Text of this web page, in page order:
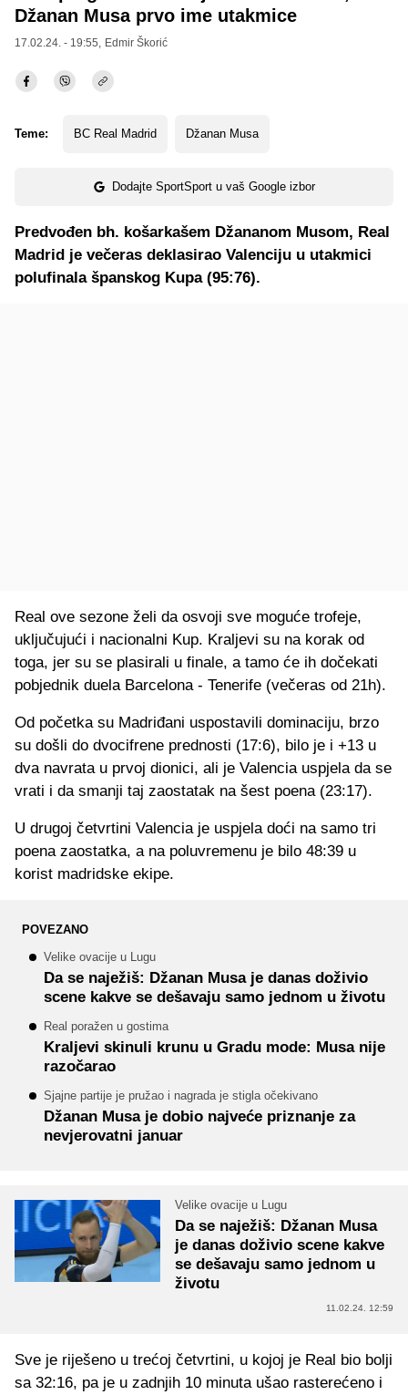
Džanan Musa prvo ime utakmice
17.02.24. - 19:55, Edmir Škorić
Teme: BC Real Madrid Džanan Musa
Dodajte SportSport u vaš Google izbor
Predvođen bh. košarkašem Džananom Musom, Real
Madrid je večeras deklasirao Valenciju u utakmici
polufinala španskog Kupa (95:76).
Real ove sezone želi da osvoji sve moguće trofeje,
uključujući i nacionalni Kup. Kraljevi su na korak od
toga, jer su se plasirali u finale, a tamo će ih dočekati
pobjednik duela Barcelona - Tenerife (večeras od 21h).
Od početka su Madriđani uspostavili dominaciju, brzo
su došli do dvocifrene prednosti (17:6), bilo je i +13 u
dva navrata u prvoj dionici, ali je Valencia uspjela da se
vrati i da smanji taj zaostatak na šest poena (23:17).
U drugoj četvrtini Valencia je uspjela doći na samo tri
poena zaostatka, a na poluvremenu je bilo 48:39 u
korist madridske ekipe.
POVEZANO
Velike ovacije u Lugu
Da se naježiš: Džanan Musa je danas doživio
scene kakve se dešavaju samo jednom u životu
Real poražen u gostima
Kraljevi skinuli krunu u Gradu mode: Musa nije
razočarao
Sjajne partije je pružao i nagrada je stigla očekivano
Džanan Musa je dobio najveće priznanje za
nevjerovatni januar
Velike ovacije u Lugu
Da se naježiš: Džanan Musa
je danas doživio scene kakve
se dešavaju samo jednom u
životu
11.02.24. 12:59
Sve je riješeno u trećoj četvrtini, u kojoj je Real bio bolji
sa 32:16, pa je u zadnjih 10 minuta ušao rasterećeno i